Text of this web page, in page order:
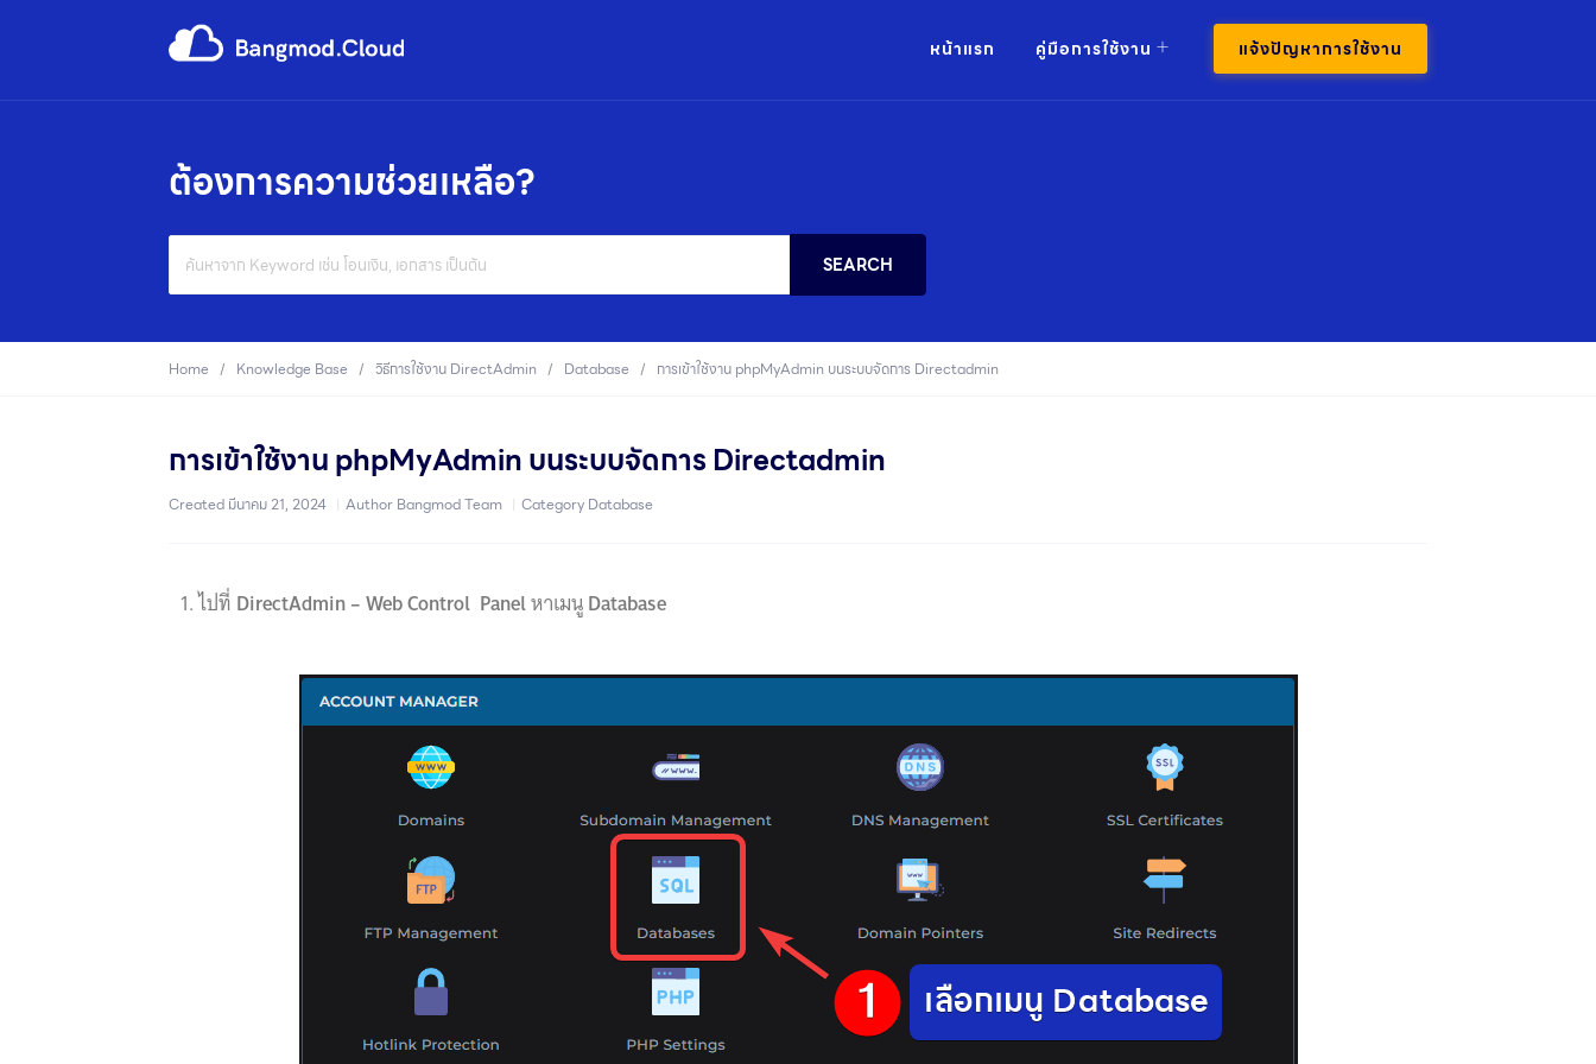
หน้าแรก คู่มือการใช้งาน แจ้งปัญหาการใช้งาน
ต้องการความช่วยเหลือ?
For
SEARCH
Home Knowledge Base วิธีการใช้งาน DirectAdmin Database การเข้าใช้งาน phpMyAdmin บนระบบจัดการ Directadmin
การเข้าใช้งาน phpMyAdmin บนระบบจัดการ Directadmin
Created มีนาคม 21, 2024 Author Bangmod Team Category Database
1. ไปที่ DirectAdmin – Web Control PanelหาเมนูDatabase